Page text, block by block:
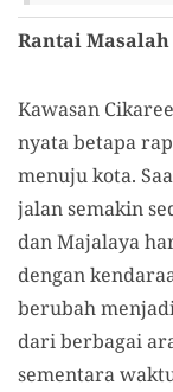
Rantai
Kawasan
nyata betapa
menuju kota.
jalan semakin
dan Majalaya
dengan
berubah
dari berbagai
sementara